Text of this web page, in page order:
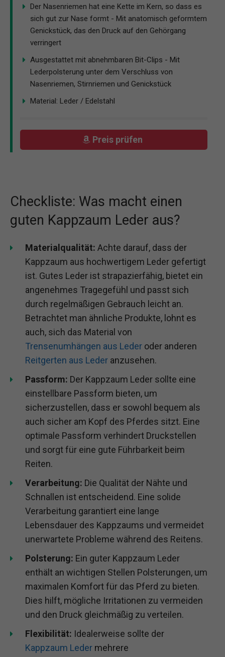
Der Nasenriemen hat eine Kette im Kern, so dass es
sich gut zur Nase formt - Mit anatomisch geformtem
Genickstück, das den Druck auf den Gehörgang
verringert
Ausgestattet mit abnehmbaren Bit-Clips - Mit
Lederpolsterung unter dem Verschluss von
Nasenriemen, Stirnriemen und Genickstück
Material: Leder / Edelstahl
Preis prüfen
Checkliste: Was macht einen
guten Kappzaum Leder aus?
Materialqualität: Achte darauf, dass der
Kappzaum aus hochwertigem Leder gefertigt
ist. Gutes Leder ist strapazierfähig, bietet ein
angenehmes Tragegefühl und passt sich
durch regelmäßigen Gebrauch leicht an.
Betrachtet man ähnliche Produkte, lohnt es
auch, sich das Material von
Trensenumhängen aus Leder oder anderen
Reitgerten aus Leder anzusehen.
Passform: Der Kappzaum Leder sollte eine
einstellbare Passform bieten, um
sicherzustellen, dass er sowohl bequem als
auch sicher am Kopf des Pferdes sitzt. Eine
optimale Passform verhindert Druckstellen
und sorgt für eine gute Führbarkeit beim
Reiten.
Verarbeitung: Die Qualität der Nähte und
Schnallen ist entscheidend. Eine solide
Verarbeitung garantiert eine lange
Lebensdauer des Kappzaums und vermeidet
unerwartete Probleme während des Reitens.
Polsterung: Ein guter Kappzaum Leder
enthält an wichtigen Stellen Polsterungen, um
maximalen Komfort für das Pferd zu bieten.
Dies hilft, mögliche Irritationen zu vermeiden
und den Druck gleichmäßig zu verteilen.
Flexibilität: Idealerweise sollte der
Kappzaum Leder mehrere